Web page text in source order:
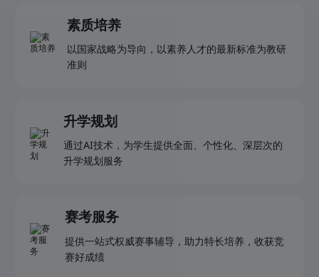
素质培养
以国家战略为导向，以素养人才的最新标准为教研
准则
升学规划
通过AI技术，为学生提供全面、个性化、深层次的
升学规划服务
赛考服务
提供一站式权威赛事辅导，助力特长培养，收获竞
赛好成绩